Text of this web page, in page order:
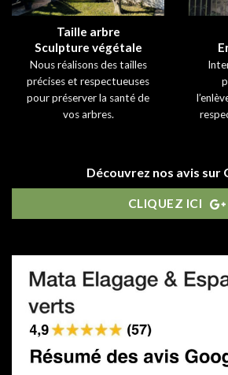
Taille arbre
Sculpture végétale
Nous réalisons des tailles
précises et respectueuses
pour préserver la santé de
vos arbres.
Découvrez nos avis sur
CLIQUEZ ICI